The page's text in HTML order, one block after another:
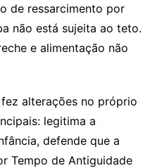
de ressarcimento por
não está sujeita ao teto.
e alimentação não
alterações no próprio
legitima a
defende que a
Tempo de Antiguidade